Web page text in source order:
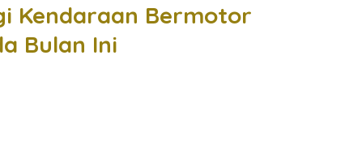
Kendaraan Bermotor
Bulan Ini